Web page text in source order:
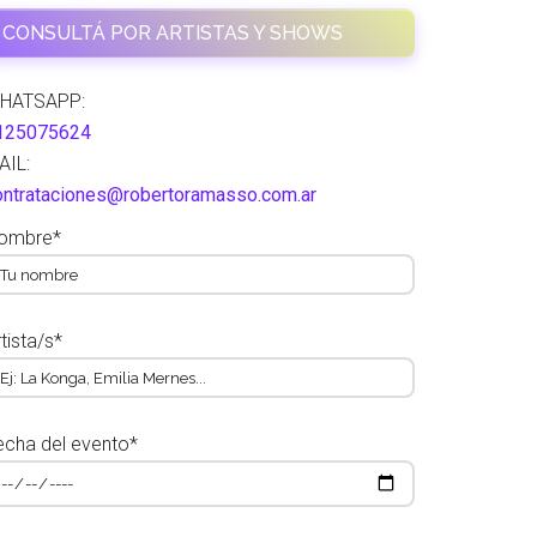
CONSULTÁ POR ARTISTAS Y SHOWS
s*
del evento*